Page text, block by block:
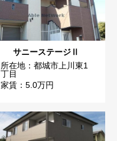
サニーステージⅡ
所在地：都城市上川東1
丁目
家賃：5.0万円